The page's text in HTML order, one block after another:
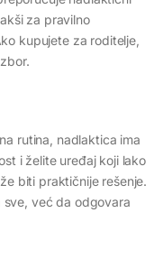
za pravilno
kupujete za roditelje,
rutina, nadlaktica ima
i želite uređaj koji lako
biti praktičnije rešenje.
već da odgovara